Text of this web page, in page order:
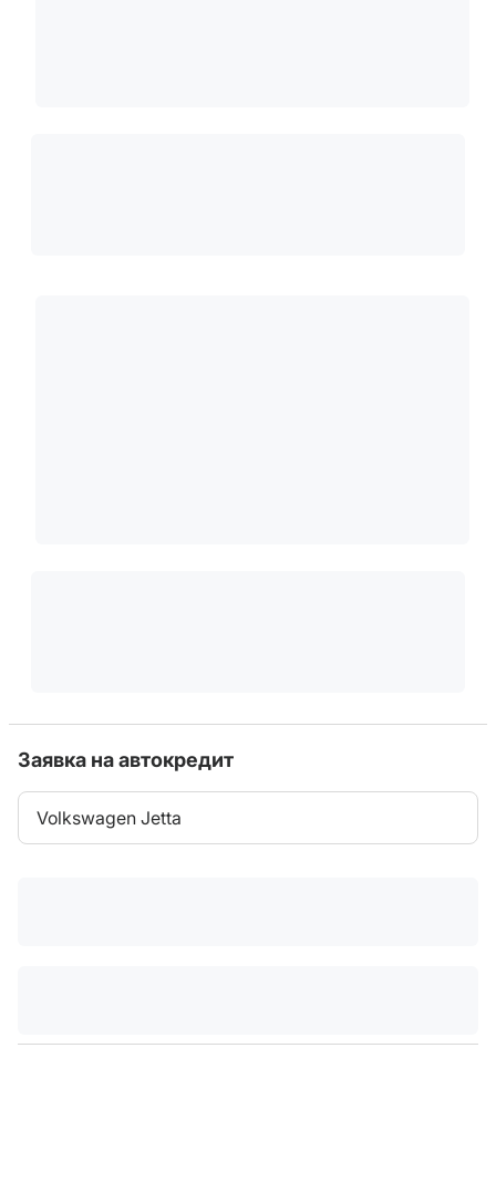
Заявка на автокредит
Volkswagen Jetta